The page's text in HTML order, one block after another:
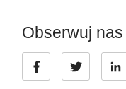
Obserwuj